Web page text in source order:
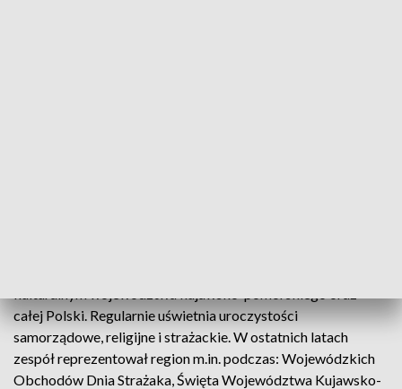
całej Polski. Regularnie uświetnia uroczystości
samorządowe, religijne i strażackie. W ostatnich latach
zespół reprezentował region m.in. podczas: Wojewódzkich
Obchodów Dnia Strażaka, Święta Województwa Kujawsko-